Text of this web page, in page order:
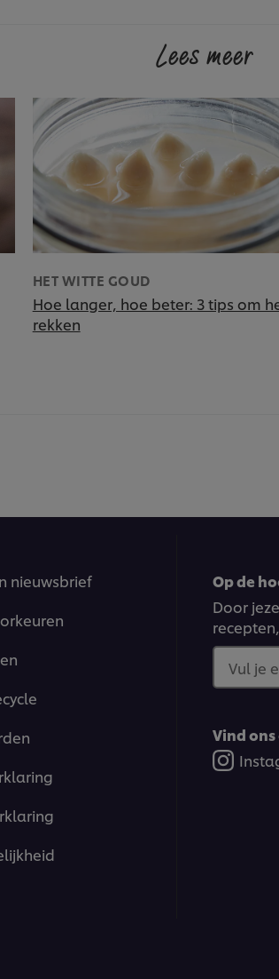
Lees meer
HET WITTE GOUD
Hoe langer, hoe beter: 3 tips om
rekken
nieuwsbrief
Op de
Door
Vul je
Vind ons